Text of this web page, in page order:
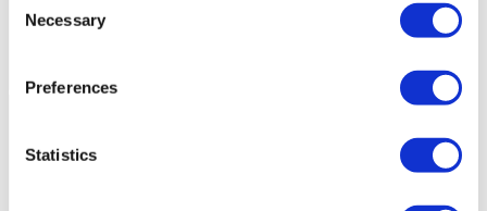
Selection
Necessary
Preferences
Statistics